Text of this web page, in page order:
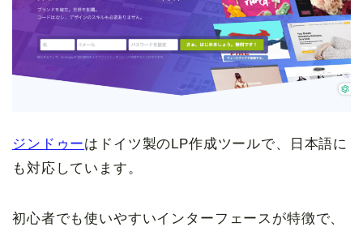
ジンドゥーはドイツ製のLP作成ツールで、日本語に
も対応しています。
初心者でも使いやすいインターフェースが特徴で、